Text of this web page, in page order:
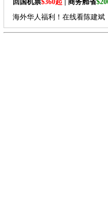
回国机票$360起 | 商务舱省
海外华人福利！在线看陈建